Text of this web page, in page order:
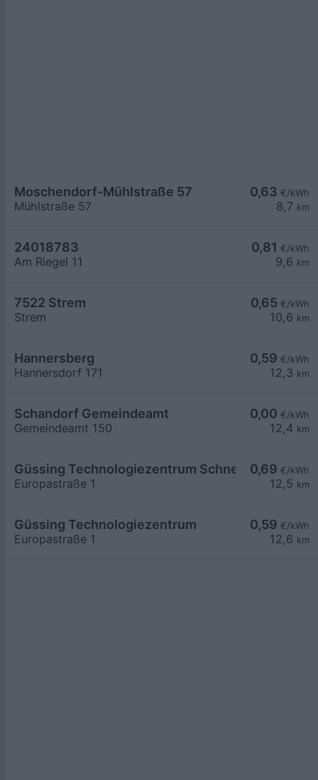
0,63 €/kWh
8,7 km
Moschendorf-Mühlstraße 57
Mühlstraße 57
0,81 €/kWh
9,6 km
24018783
Am Riegel 11
0,65 €/kWh
10,6 km
7522 Strem
Strem
0,59 €/kWh
12,3 km
Hannersberg
Hannersdorf 171
0,00 €/kWh
12,4 km
Schandorf Gemeindeamt
Gemeindeamt 150
0,69 €/kWh
12,5 km
Güssing Technologiezentrum Schnelllader
Europastraße 1
0,59 €/kWh
12,6 km
Güssing Technologiezentrum
Europastraße 1